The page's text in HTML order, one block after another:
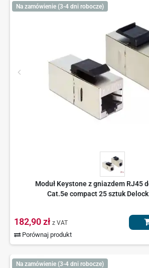
Na zamówienie (3-4 dni robocze)
Moduł Keystone z gniazdem RJ45
Cat.5e compact 25 sztuk
182,90 zł z VAT
Porównaj produkt
Na zamówienie (3-4 dni robocze)